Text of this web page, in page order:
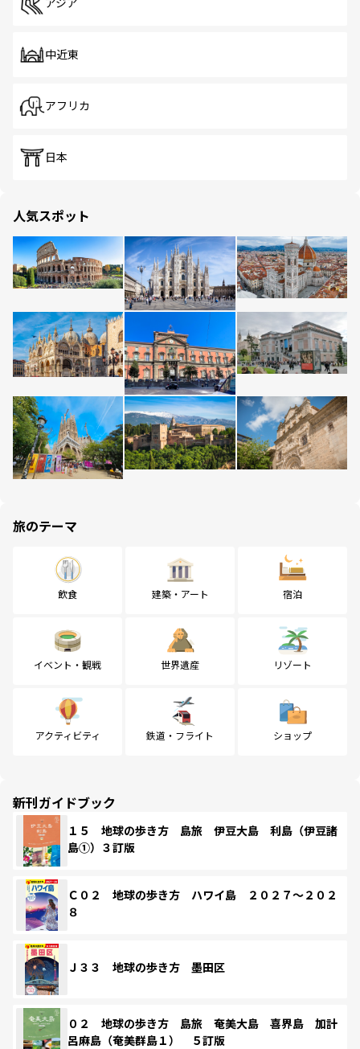
アジア
中近東
アフリカ
日本
人気スポット
旅のテーマ
飲食 建築・アート 宿泊
イベント・観戦 世界遺産 リゾート
アクティビティ 鉄道・フライト ショップ
新刊ガイドブック
１５ 地球の歩き方 島旅 伊豆大島 利島（伊豆諸
島①）３訂版
Ｃ０２ 地球の歩き方 ハワイ島 ２０２７～２０２
８
Ｊ３３ 地球の歩き方 墨田区
０２ 地球の歩き方 島旅 奄美大島 喜界島 加計
呂麻島（奄美群島１） ５訂版